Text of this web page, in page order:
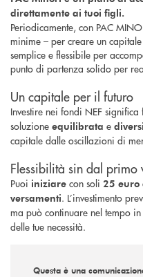
direttamente ai tuoi figli.
Periodicamente, con PAC
minime – per creare un
semplice e flessibile per
punto di partenza solido per
Un capitale per il futuro
Investire nei fondi NEF significa
soluzione equilibrata e
capitale dalle oscillazioni di
Flessibilità sin dal primo
Puoi iniziare con soli 25 euro
versamenti. L’investimento
ma può continuare nel tempo in
delle tue necessità.
Questa è una